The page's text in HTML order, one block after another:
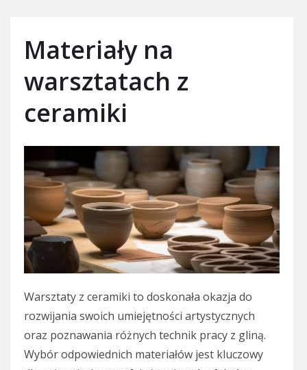
Materiały na
warsztatach z
ceramiki
Warsztaty z ceramiki to doskonała okazja do
rozwijania swoich umiejętności artystycznych
oraz poznawania różnych technik pracy z gliną.
Wybór odpowiednich materiałów jest kluczowy